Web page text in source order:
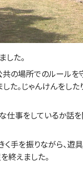
した。
の場所でのルールを
。じゃんけんをし
仕事をしているか話
く手を振りながら、
終えました。